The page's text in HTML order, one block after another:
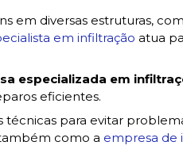
em diversas estruturas,
em infiltração atua
especializada em
eficientes.
técnicas para evitar
como a empresa de